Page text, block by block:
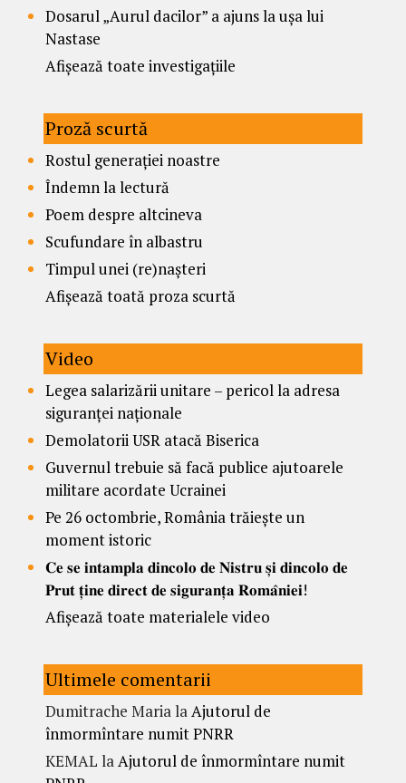
Dosarul „Aurul dacilor” a ajuns la ușa lui
Nastase
Afișează toate investigațiile
Proză scurtă
Rostul generației noastre
Îndemn la lectură
Poem despre altcineva
Scufundare în albastru
Timpul unei (re)nașteri
Afișează toată proza scurtă
Video
Legea salarizării unitare – pericol la adresa
siguranței naționale
Demolatorii USR atacă Biserica
Guvernul trebuie să facă publice ajutoarele
militare acordate Ucrainei
Pe 26 octombrie, România trăiește un
moment istoric
𝐂𝐞 𝐬𝐞 𝐢𝐧𝐭𝐚𝐦𝐩𝐥𝐚 𝐝𝐢𝐧𝐜𝐨𝐥𝐨 𝐝𝐞 𝐍𝐢𝐬𝐭𝐫𝐮 𝐬̦𝐢 𝐝𝐢𝐧𝐜𝐨𝐥𝐨 𝐝𝐞
𝐏𝐫𝐮𝐭 𝐭̦𝐢𝐧𝐞 𝐝𝐢𝐫𝐞𝐜𝐭 𝐝𝐞 𝐬𝐢𝐠𝐮𝐫𝐚𝐧𝐭̦𝐚 𝐑𝐨𝐦𝐚̂𝐧𝐢𝐞𝐢!
Afișează toate materialele video
Ultimele comentarii
Dumitrache MarialaAjutorul de
înmormîntare numit PNRR
KEMAL laAjutorul de înmormîntare numit